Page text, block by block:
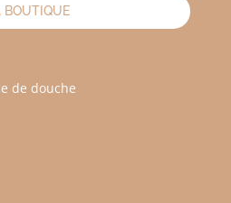
BOUTIQUE
de douche